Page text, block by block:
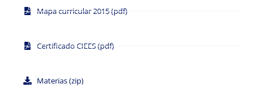
Mapa curricular 2015 (pdf)
Certificado CIEES (pdf)
Materias (zip)